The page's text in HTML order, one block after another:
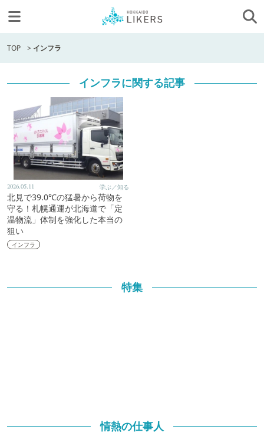
TOP > インフラ
インフラに関する記事
2026.05.11 学ぶ／知る
北見で39.0℃の猛暑から荷物を
守る！札幌通運が北海道で「定
温物流」体制を強化した本当の
狙い
インフラ
特集
情熱の仕事人